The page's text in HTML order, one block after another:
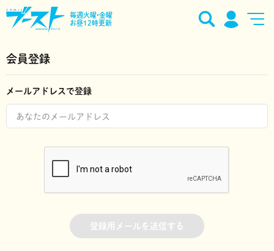
毎週火曜•金曜
お昼12時更新
会員登録
メールアドレスで登録
登録用メールを送信する